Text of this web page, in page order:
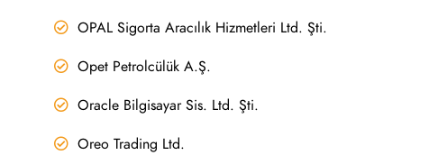
OPAL Sigorta Aracılık Hizmetleri Ltd. Şti.
Opet Petrolcülük A.Ş.
Oracle Bilgisayar Sis. Ltd. Şti.
Oreo Trading Ltd.